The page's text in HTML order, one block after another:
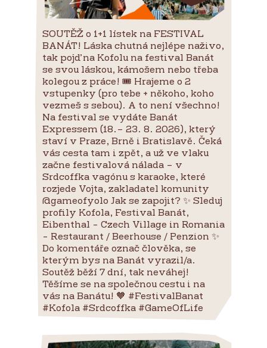
SOUTĚŽ o 1+1 lístek na FESTIVAL
BANÁT! Láska chutná nejlépe naživo,
tak pojď na Kofolu na festival Banát
se svou láskou, kámošem nebo třeba
kolegou z práce! 🎟 Hrajeme o 2
vstupenky (pro tebe + někoho, koho
vezmeš s sebou). A to není všechno!
Na festival se vydáte Banát
Expressem (18.– 23. 8. 2026), který
staví v Praze, Brně i Bratislavě. Čeká
vás cesta tam i zpět, a už ve vlaku
začne festivalová nálada – v
Srdcoffka vagónu s karaoke, které
rozjede Vojta, zakladatel komunity
@gameofyolo Jak se zapojit? ✨ Sleduj
profily Kofola, Festival Banát,
Eibenthal - Czech Village in Romania
- Restaurant / Beerhouse / Penzion ✨
Do komentáře označ člověka, se
kterým bys na Banát vyrazil/a.
Soutěž běží 7 dní, tak neváhej!
Těšíme se na společnou cestu i na
vás na Banátu! 🧡 #FestivalBanat
#Kofola #Srdcoffka #GameOfLife